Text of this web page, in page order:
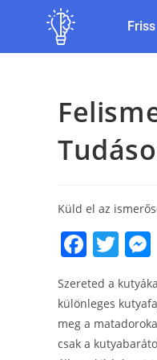
Küld el az
F
c
e
b
T
w
itt
er
Szereted a
különleges
meg a
csak a